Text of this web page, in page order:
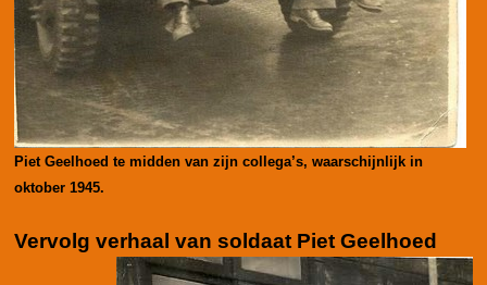
Piet Geelhoed te midden van zijn collega’s, waarschijnlijk in
oktober 1945.
Vervolg verhaal van soldaat Piet Geelhoed